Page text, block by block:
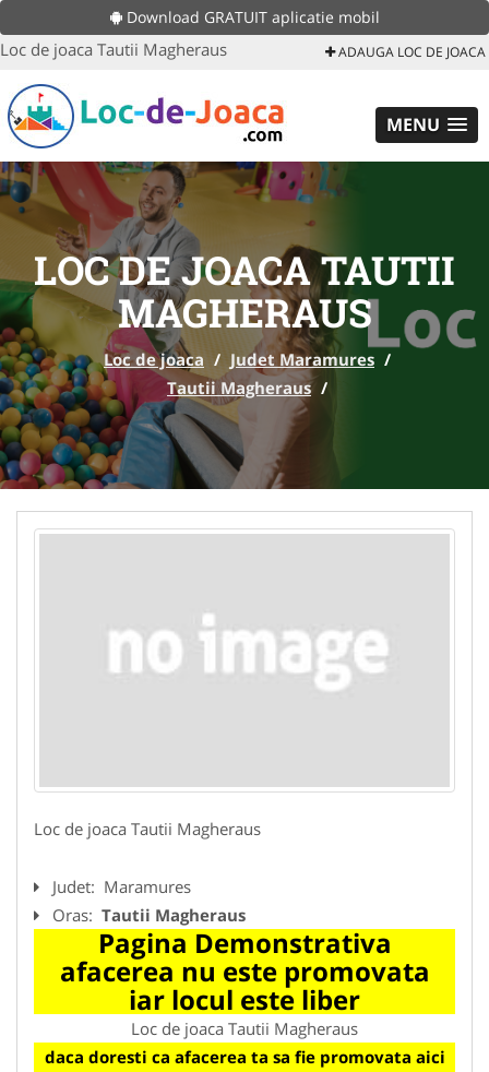
Download GRATUIT aplicatie mobil
Loc de joaca Tautii Magheraus ADAUGA LOC DE JOACA
MENU
LOC DE JOACA TAUTII
MAGHERAUS
Loc de joaca / Judet Maramures /
Tautii Magheraus /
Loc de joaca Tautii Magheraus
Judet: Maramures
Oras: Tautii Magheraus
Pagina Demonstrativa
afacerea nu este promovata
iar locul este liber
Loc de joaca Tautii Magheraus
daca doresti ca afacerea ta sa fie promovata aici